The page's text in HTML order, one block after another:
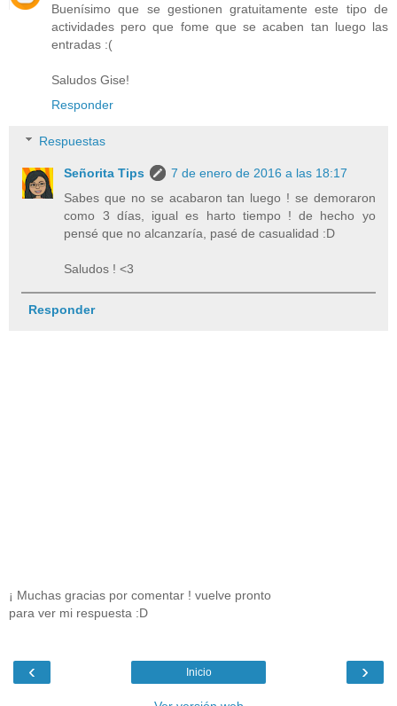
Buenísimo que se gestionen gratuitamente este tipo de
actividades pero que fome que se acaben tan luego las
entradas :(
Saludos Gise!
Responder
Respuestas
Señorita Tips
7 de enero de 2016 a las 18:17
Sabes que no se acabaron tan luego ! se demoraron
como 3 días, igual es harto tiempo ! de hecho yo
pensé que no alcanzaría, pasé de casualidad :D
Saludos ! <3
Responder
¡ Muchas gracias por comentar ! vuelve pronto
para ver mi respuesta :D
‹ ›
Inicio